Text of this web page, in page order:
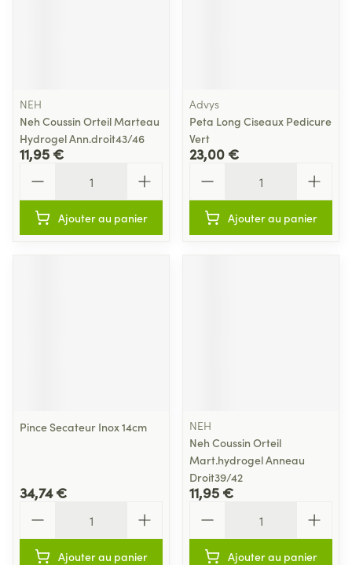
NEH
Neh Coussin Orteil Marteau
Hydrogel Ann.droit43/46
11,95 €
Ajouter au panier
Advys
Peta Long Ciseaux Pedicure
Vert
23,00 €
Ajouter au panier
Pince Secateur Inox 14cm
34,74 €
Ajouter au panier
NEH
Neh Coussin Orteil
Mart.hydrogel Anneau
Droit39/42
11,95 €
Ajouter au panier